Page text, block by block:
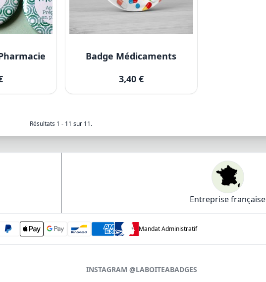
Badge Médicaments
3,40 €
Résultats 1 - 11 sur 11.
Entreprise française
Mandat Administratif
INSTAGRAM @LABOITEABADGES